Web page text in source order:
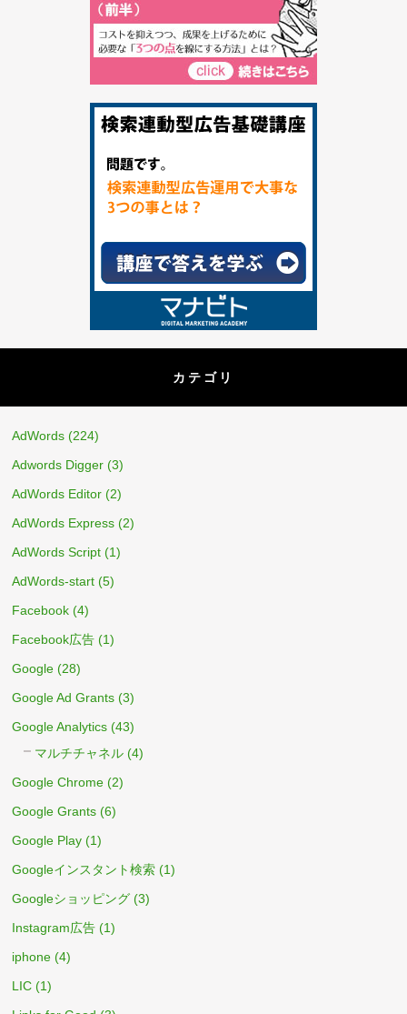
カテゴリ
AdWords (224)
Adwords Digger (3)
AdWords Editor (2)
AdWords Express (2)
AdWords Script (1)
AdWords-start (5)
Facebook (4)
Facebook広告 (1)
Google (28)
Google Ad Grants (3)
Google Analytics (43)
マルチチャネル (4)
Google Chrome (2)
Google Grants (6)
Google Play (1)
Googleインスタント検索 (1)
Googleショッピング (3)
Instagram広告 (1)
iphone (4)
LIC (1)